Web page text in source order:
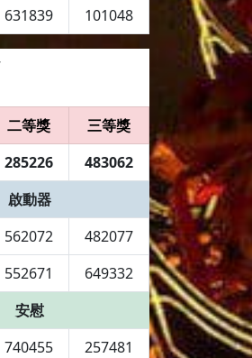
631839 101048
二等獎
三等獎
285226
483062
啟動器
562072
482077
552671
649332
安慰
740455
257481